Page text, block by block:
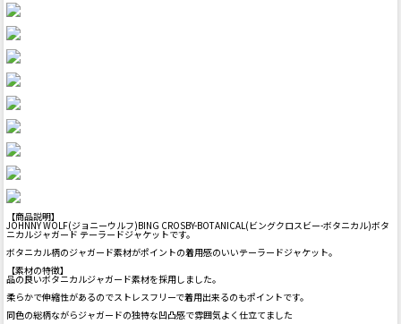
【商品説明】
JOHNNY WOLF(ジョニーウルフ)BING CROSBY-BOTANICAL(ビングクロスビー-ボタニカル)ボタ
ニカルジャガード テーラードジャケットです。
ボタニカル柄のジャガード素材がポイントの着用感のいいテーラードジャケット。
【素材の特徴】
品の良いボタニカルジャガード素材を採用しました。
柔らかで伸縮性があるのでストレスフリーで着用出来るのもポイントです。
同色の総柄ながらジャガードの独特な凹凸感で雰囲気よく仕立てました